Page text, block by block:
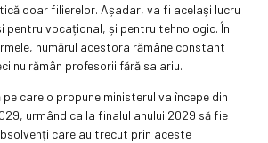
doar filierelor. Așadar, va fi același lucru
pentru vocațional, și pentru tehnologic. În
numărul acestora rămâne constant
nu rămân profesorii fără salariu.
care o propune ministerul va începe din
urmând ca la finalul anului 2029 să fie
care au trecut prin aceste